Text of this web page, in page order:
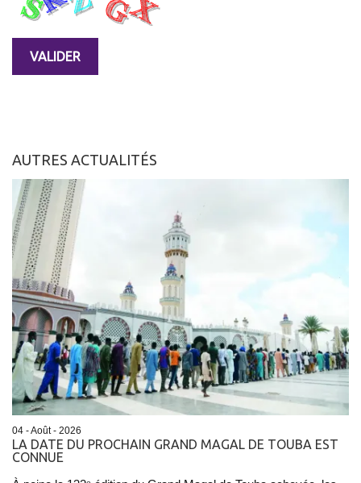
AUTRES ACTUALITÉS
04 - Août - 2026
LA DATE DU PROCHAIN GRAND MAGAL DE TOUBA EST
CONNUE